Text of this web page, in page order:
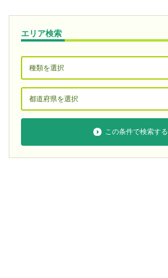
エリア検索
この条件で検索する